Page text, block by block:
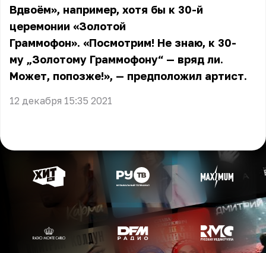
Вдвоём», например, хотя бы к 30-й
церемонии «Золотой
Граммофон». «Посмотрим! Не знаю, к 30-
му „Золотому Граммофону“ — вряд ли.
Может, попозже!», — предположил артист.
12 декабря 15:35 2021